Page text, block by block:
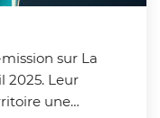
sur La
2025. Leur
une